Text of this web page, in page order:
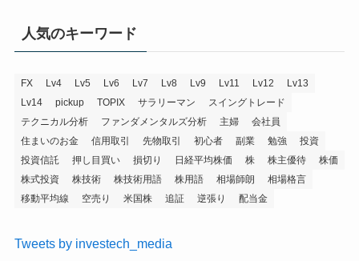
人気のキーワード
FX Lv4 Lv5 Lv6 Lv7 Lv8 Lv9 Lv11 Lv12
Lv13
Lv14
pickup TOPIX サラリーマン
スイングトレード
テクニカル分析
ファンダメンタルズ分析 主婦
会社員
住まいのお金
信用取引 先物取引 初心者 副業 勉強
投資
投資信託
押し目買い 損切り 日経平均株価 株 株主優待
株価
株式投資
株技術 株技術用語 株用語 相場師朗
相場格言
移動平均線
空売り 米国株 追証 逆張り 配当金
Tweets by investech_media